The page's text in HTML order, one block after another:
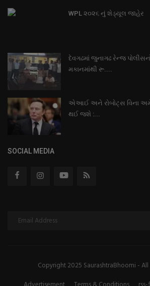
WPL ૨૦૨૬ નું શેડ્યૂલ જાહેર
દેવગઢમાં જુનાગઢ રેન્જ
મકાનમાંથી રૂ....
એઆઈ અને રોબોટ્સ વિના
થઈ જશે :...
SOCIAL MEDIA
Copyright 2025 SaurashtraBhoomi - All